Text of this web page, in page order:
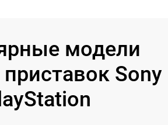
модели
Sony